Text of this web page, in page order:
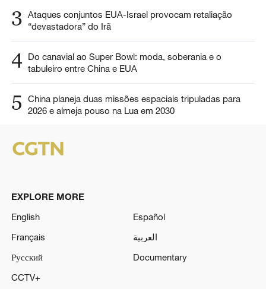
3 Ataques conjuntos EUA-Israel provocam retaliação
“devastadora” do Irã
4 Do canavial ao Super Bowl: moda, soberania e o
tabuleiro entre China e EUA
5
China planeja duas missões espaciais tripuladas para
2026 e almeja pouso na Lua em 2030
EXPLORE MORE
English
Español
Français
العربية
Русский
Documentary
CCTV+